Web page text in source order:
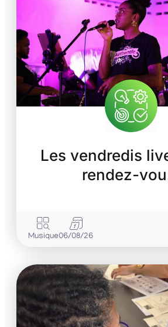
Les vendredis
rendez-
Musique06/08/26